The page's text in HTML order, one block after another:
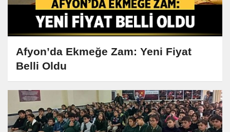
Afyon’da Ekmeğe Zam: Yeni Fiyat
Belli Oldu